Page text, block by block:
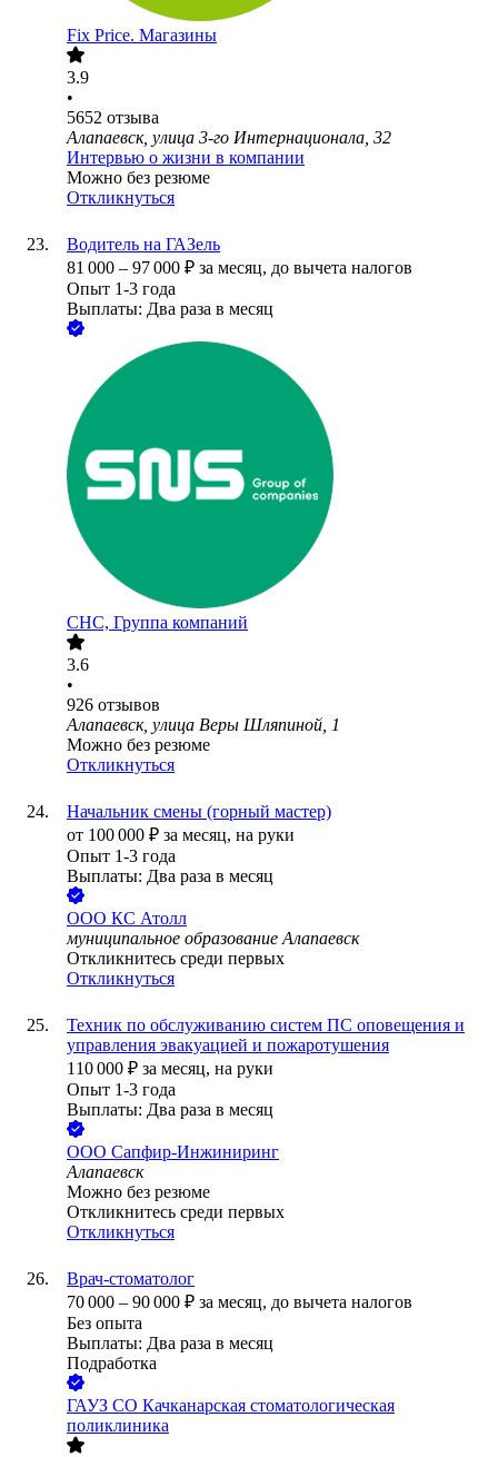
Fix Price. Магазины
3.9
•
5652 отзыва
Алапаевск, улица 3-го Интернационала, 32
Интервью о жизни в компании
Можно без резюме
Откликнуться
Водитель на ГАЗель
81 000 – 97 000 ₽ за месяц, до вычета налогов
Опыт 1-3 года
Выплаты: Два раза в месяц
СНС, Группа компаний
3.6
•
926 отзывов
Алапаевск, улица Веры Шляпиной, 1
Можно без резюме
Откликнуться
Начальник смены (горный мастер)
от 100 000 ₽ за месяц, на руки
Опыт 1-3 года
Выплаты: Два раза в месяц
ООО КС Атолл
муниципальное образование Алапаевск
Откликнитесь среди первых
Откликнуться
Техник по обслуживанию систем ПС оповещения и
управления эвакуацией и пожаротушения
110 000 ₽ за месяц, на руки
Опыт 1-3 года
Выплаты: Два раза в месяц
ООО Сапфир-Инжиниринг
Алапаевск
Можно без резюме
Откликнитесь среди первых
Откликнуться
Врач-стоматолог
70 000 – 90 000 ₽ за месяц, до вычета налогов
Без опыта
Выплаты: Два раза в месяц
Подработка
ГАУЗ СО Качканарская стоматологическая
поликлиника